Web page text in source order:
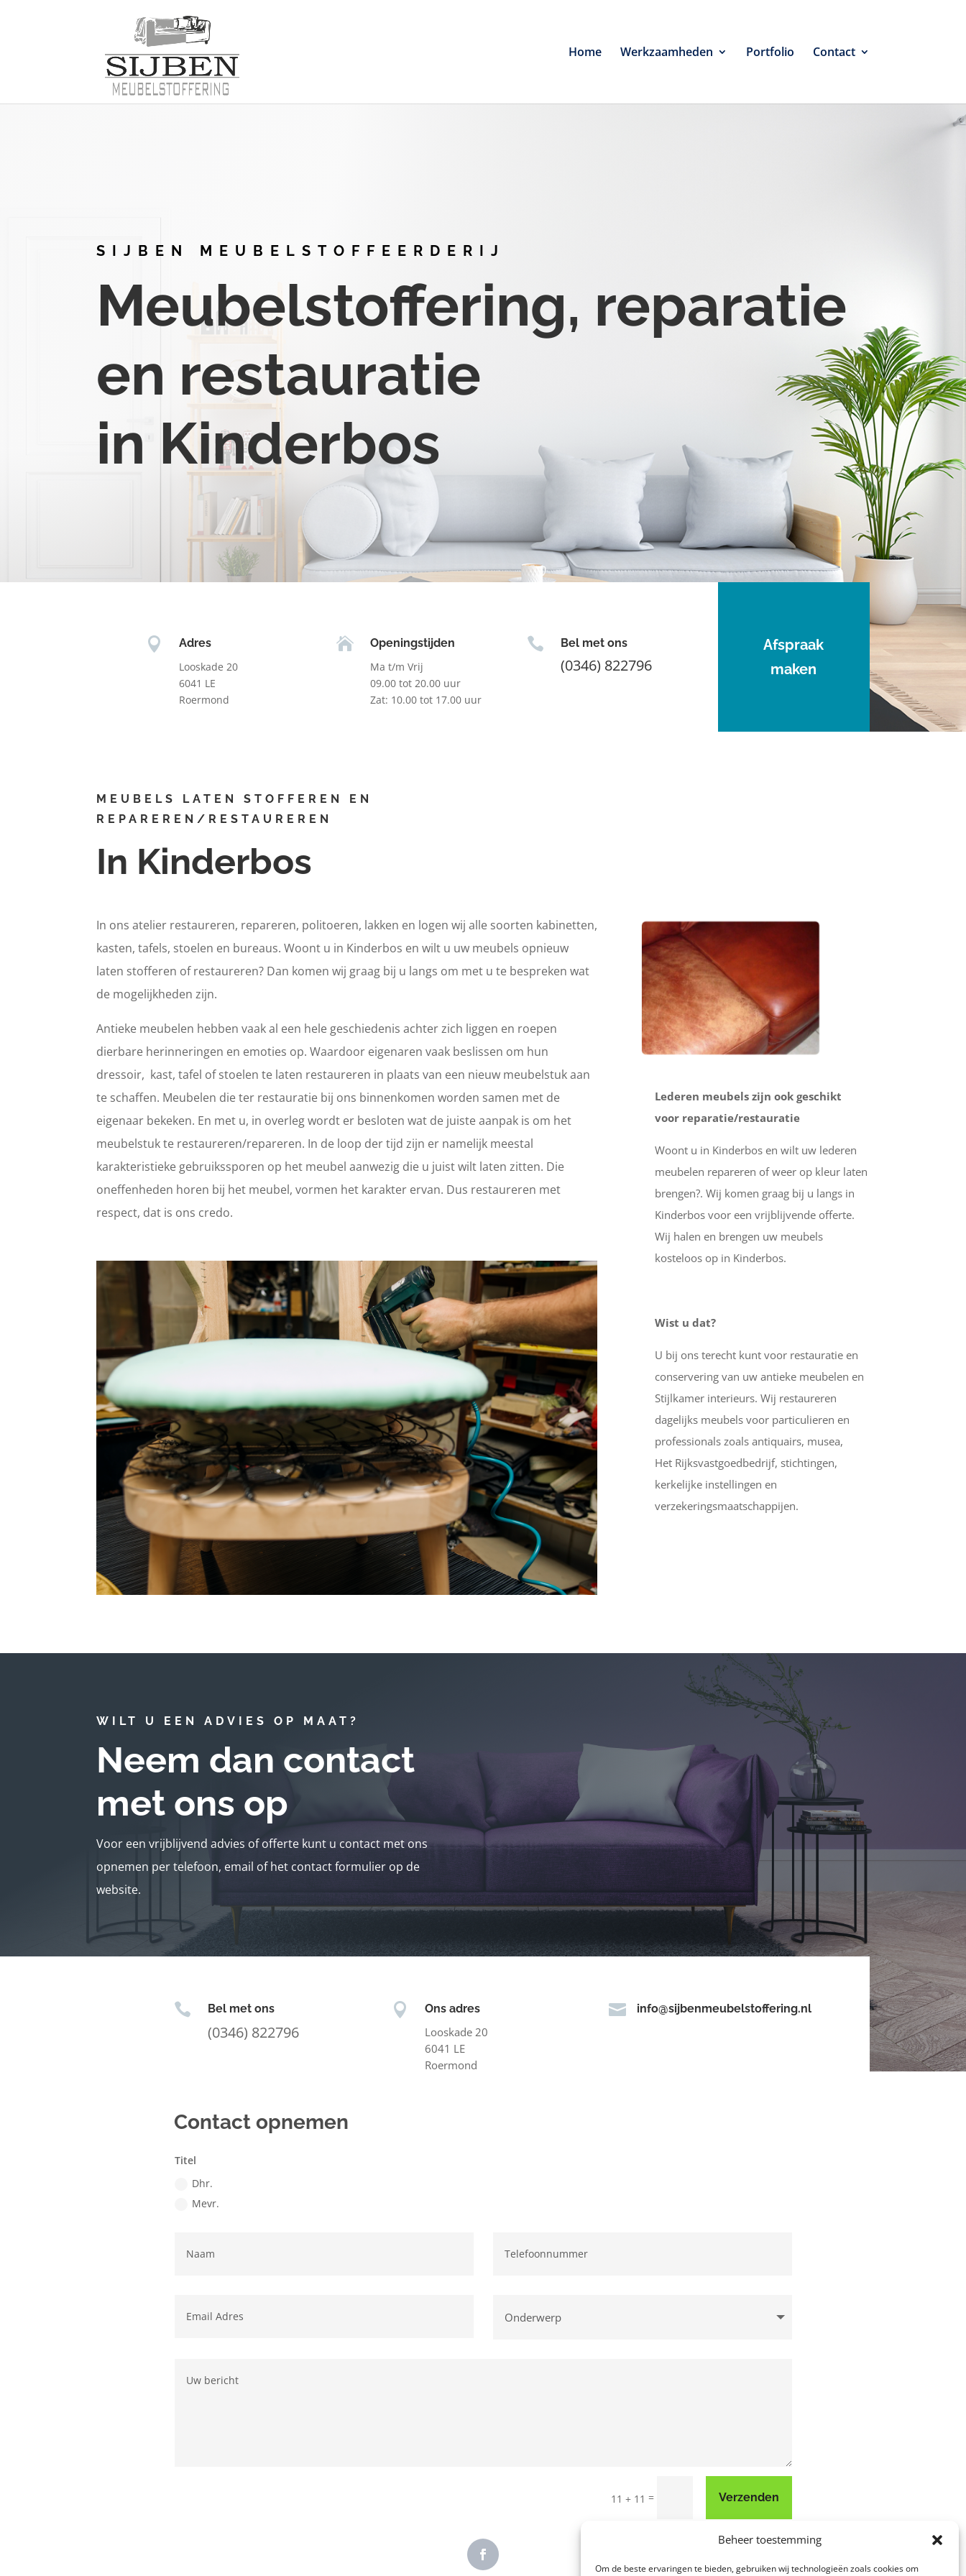
Beheer toestemming
Om de beste ervaringen te bieden, gebruiken wij technologieën zoals cookies om
Home Werkzaamheden Portfolio Contact
SIJBEN MEUBELSTOFFEERDERIJ
Meubelstoffering, reparatie
en restauratie
in Kinderbos

Adres
Looskade 20
6041 LE
Roermond

Openingstijden
Ma t/m Vrij
09.00 tot 20.00 uur
Zat: 10.00 tot 17.00 uur
 Bel met ons
(0346) 822796
Afspraak
maken
MEUBELS LATEN STOFFEREN EN
REPAREREN/RESTAUREREN
In Kinderbos
In ons atelier restaureren, repareren, politoeren, lakken en logen wij alle soorten kabinetten,
kasten, tafels, stoelen en bureaus. Woont u in Kinderbos en wilt u uw meubels opnieuw
laten stofferen of restaureren? Dan komen wij graag bij u langs om met u te bespreken wat
de mogelijkheden zijn.
Antieke meubelen hebben vaak al een hele geschiedenis achter zich liggen en roepen
dierbare herinneringen en emoties op. Waardoor eigenaren vaak beslissen om hun
dressoir, kast, tafel of stoelen te laten restaureren in plaats van een nieuw meubelstuk aan
te schaffen. Meubelen die ter restauratie bij ons binnenkomen worden samen met de
eigenaar bekeken. En met u, in overleg wordt er besloten wat de juiste aanpak is om het
meubelstuk te restaureren/repareren. In de loop der tijd zijn er namelijk meestal
karakteristieke gebruikssporen op het meubel aanwezig die u juist wilt laten zitten. Die
oneffenheden horen bij het meubel, vormen het karakter ervan. Dus restaureren met
respect, dat is ons credo.
Lederen meubels zijn ook geschikt
voor reparatie/restauratie
Woont u in Kinderbos en wilt uw lederen
meubelen repareren of weer op kleur laten
brengen?. Wij komen graag bij u langs in
Kinderbos voor een vrijblijvende offerte.
Wij halen en brengen uw meubels
kosteloos op in Kinderbos.
Wist u dat?
U bij ons terecht kunt voor restauratie en
conservering van uw antieke meubelen en
Stijlkamer interieurs. Wij restaureren
dagelijks meubels voor particulieren en
professionals zoals antiquairs, musea,
Het Rijksvastgoedbedrijf, stichtingen,
kerkelijke instellingen en
verzekeringsmaatschappijen.
WILT U EEN ADVIES OP MAAT?
Neem dan contact
met ons op
Voor een vrijblijvend advies of offerte kunt u contact met ons
opnemen per telefoon, email of het contact formulier op de
website.
 Bel met ons
(0346) 822796
 Ons adres
Looskade 20
6041 LE
Roermond
 info@sijbenmeubelstoffering.nl
Contact opnemen
Titel
Dhr.
Mevr.
11 + 11 = Verzenden